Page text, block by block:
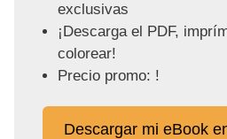
exclusivas
¡Descarga el PDF,
colorear!
Precio promo: !
Descargar mi eBook